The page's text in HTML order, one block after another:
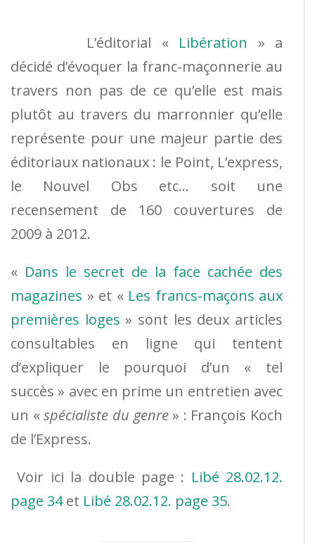
L’éditorial « Libération » a
décidé d’évoquer la franc-maçonnerie au
travers non pas de ce qu’elle est mais
plutôt au travers du marronnier qu’elle
représente pour une majeur partie des
éditoriaux nationaux : le Point, L’express,
le Nouvel Obs etc… soit une
recensement de 160 couvertures de
2009 à 2012.
« Dans le secret de la face cachée des
magazines » et « Les francs-maçons aux
premières loges » sont les deux articles
consultables en ligne qui tentent
d’expliquer le pourquoi d’un « tel
succès » avec en prime un entretien avec
un «spécialiste du genre» : François Koch
de l’Express.
Voir ici la double page : Libé 28.02.12.
page 34et Libé 28.02.12. page 35.